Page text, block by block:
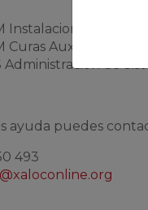
Instalaciones
Curas Auxiliares de
Administración de
ayuda puedes
493